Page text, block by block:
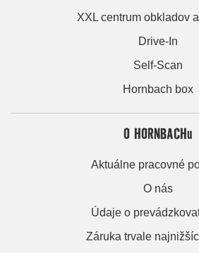
XXL centrum obkladov
Drive-In
Self-Scan
Hornbach box
O HORNBACHu
Aktuálne pracovné
O nás
Údaje o
Záruka trvale